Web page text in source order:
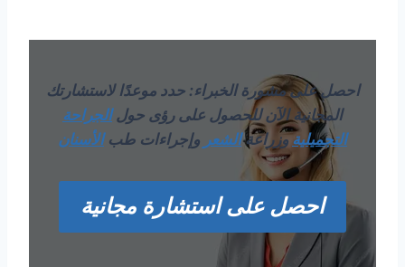
احصل على مشورة الخبراء: حدد موعدًا لاستشارتك
المجانية الآن للحصول على رؤى حولالجراحة
التجميليةوزراعةالشعر وإجراءات طبالأسنان
احصل على استشارة مجانية